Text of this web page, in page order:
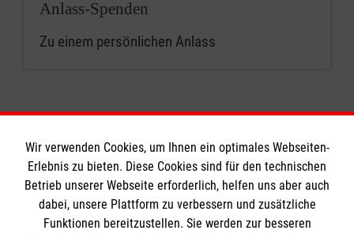
Anlass-Spenden
Zu einem persönlichen Anlass
Informationen
Wir verwenden Cookies, um Ihnen ein optimales Webseiten-
Erlebnis zu bieten. Diese Cookies sind für den technischen
Betrieb unserer Webseite erforderlich, helfen uns aber auch
dabei, unsere Plattform zu verbessern und zusätzliche
Funktionen bereitzustellen. Sie werden zur besseren